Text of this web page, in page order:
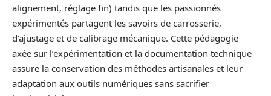
alignement, réglage fin) tandis que les passionnés
expérimentés partagent les savoirs de carrosserie,
d’ajustage et de calibrage mécanique. Cette pédagogie
axée sur l’expérimentation et la documentation technique
assure la conservation des méthodes artisanales et leur
adaptation aux outils numériques sans sacrifier